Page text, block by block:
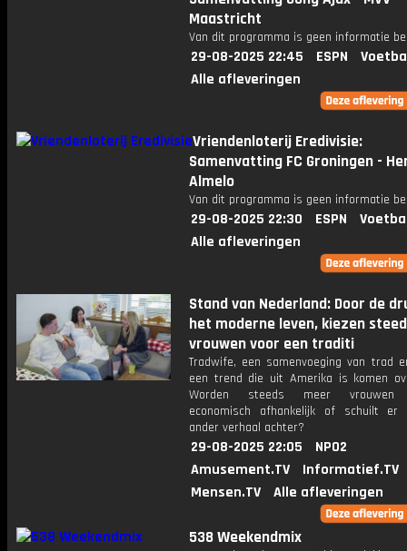
Maastricht
Van dit programma is geen informatie
29-08-2025 22:45 ESPN
Alle afleveringen
Vriendenloterij Eredivisie:
Samenvatting FC Groningen -
Almelo
Van dit programma is geen informatie
29-08-2025 22:30 ESPN
Alle afleveringen
Stand van Nederland: Door de
het moderne leven, kiezen
vrouwen voor een traditi
Tradwife, een samenvoeging van trad
een trend die uit Amerika is komen
Worden steeds meer vrouwen
economisch afhankelijk of schuilt er
ander verhaal achter?
29-08-2025 22:05
NPO2
Amusement.TV
Informatief.TV
Mensen.TV
Alle afleveringen
538 Weekendmix